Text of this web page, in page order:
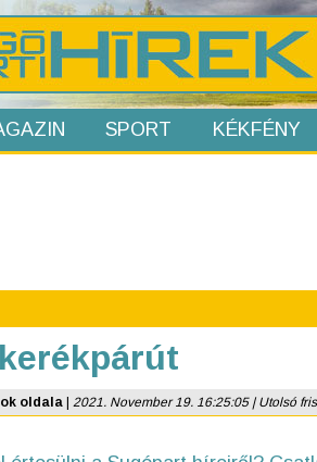
SPORT KÉKFÉNY
oldala 2021. November 19. 16:25:05 | Utolsó